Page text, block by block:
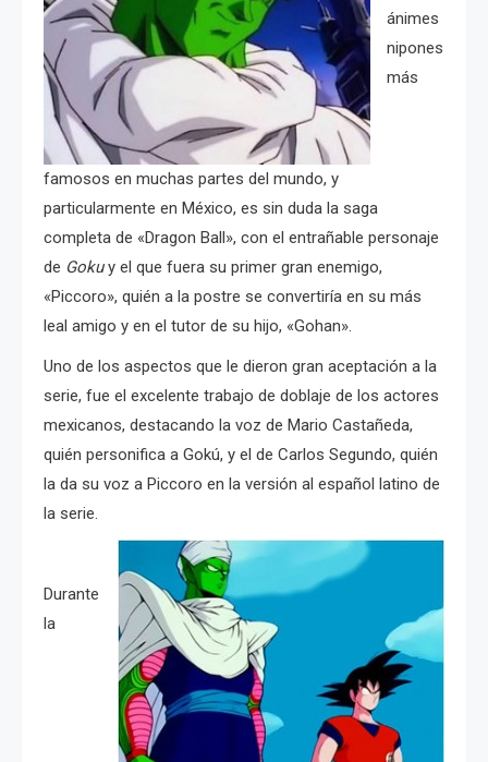
ánimes
nipones
más
famosos en muchas partes del mundo, y
particularmente en México, es sin duda la saga
completa de «Dragon Ball», con el entrañable personaje
de Gokuy el que fuera su primer gran enemigo,
«Piccoro», quién a la postre se convertiría en su más
leal amigo y en el tutor de su hijo, «Gohan».
Uno de los aspectos que le dieron gran aceptación a la
serie, fue el excelente trabajo de doblaje de los actores
mexicanos, destacando la voz de Mario Castañeda,
quién personifica a Gokú, y el de Carlos Segundo, quién
la da su voz a Piccoro en la versión al español latino de
la serie.
Durante
la